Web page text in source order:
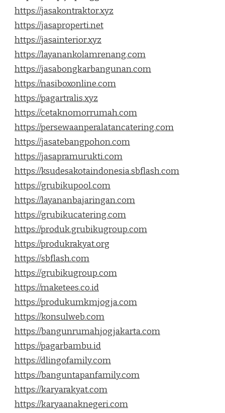
https://jasakontraktor.xyz
https://jasaproperti.net
https://jasainterior.xyz
https://layanankolamrenang.com
https://jasabongkarbangunan.com
https://nasiboxonline.com
https://pagartralis.xyz
https://cetaknomorrumah.com
https://persewaanperalatancatering.com
https://jasatebangpohon.com
https://jasapramurukti.com
https://ksudesakotaindonesia.sbflash.com
https://grubikupool.com
https://layananbajaringan.com
https://grubikucatering.com
https://produk.grubikugroup.com
https://produkrakyat.org
https://sbflash.com
https://grubikugroup.com
https://maketees.co.id
https://produkumkmjogja.com
https://konsulweb.com
https://bangunrumahjogjakarta.com
https://pagarbambu.id
https://dlingofamily.com
https://banguntapanfamily.com
https://karyarakyat.com
https://karyaanaknegeri.com